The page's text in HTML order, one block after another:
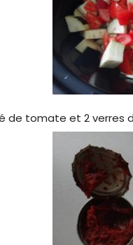
de tomate et 2 verres